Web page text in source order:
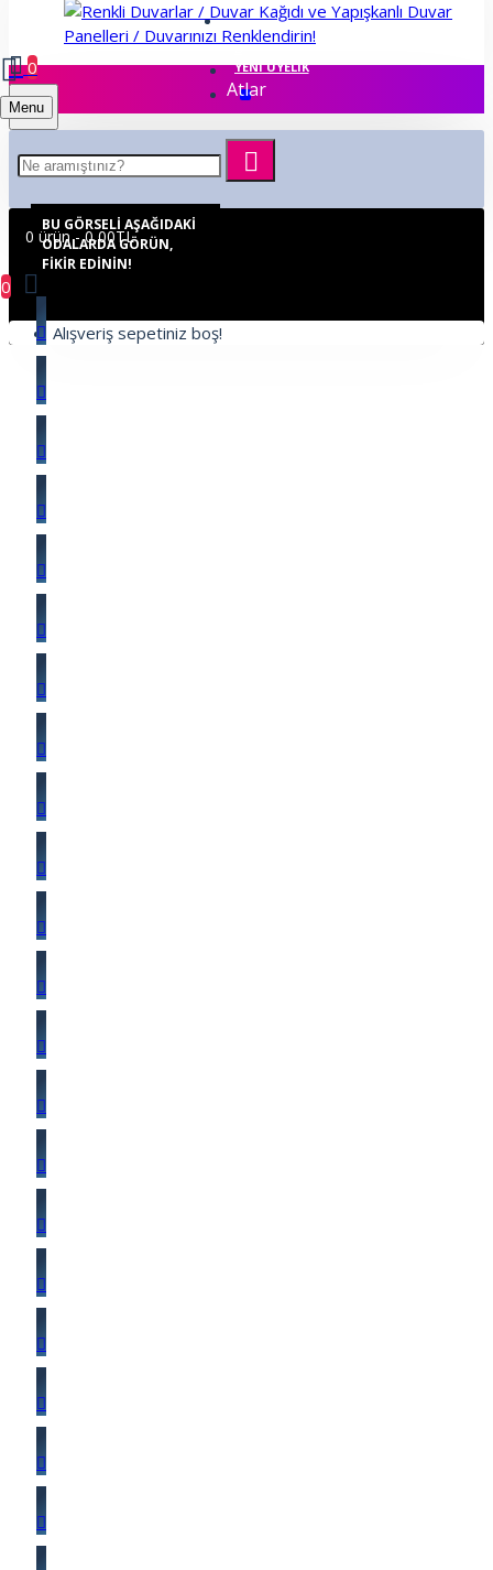
ÜYE GIRIŞI
YENI ÜYELIK
Menu
0
0 ürün - 0,00TL
0
Alışveriş sepetiniz boş!
Atlar
BU GÖRSELI AŞAĞIDAKI
ODALARDA GÖRÜN,
FIKIR EDININ!